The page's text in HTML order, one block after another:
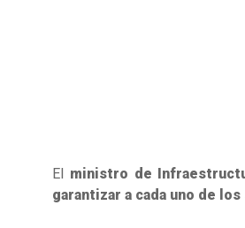
El ministro de
garantizar a cada uno de